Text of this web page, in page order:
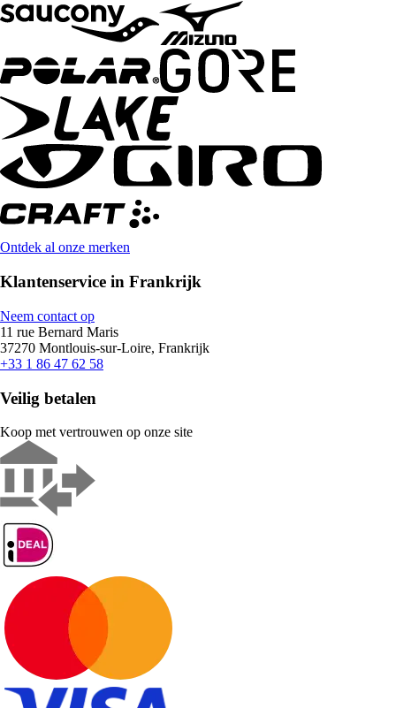
Ontdek al onze merken
Klantenservice in Frankrijk
Neem contact op
11 rue Bernard Maris
37270 Montlouis-sur-Loire, Frankrijk
+33 1 86 47 62 58
Veilig betalen
Koop met vertrouwen op onze site